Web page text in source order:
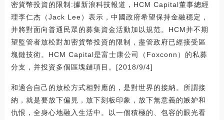
密貨幣投資的限制:據新浪科技報道，HCM Capital董事總經
理李仁杰（Jack Lee）表示，中國政府希望保持金融穩定，
并將對面向普通民眾的募集資金活動加以規范。HCM并不期
望監管者放松對加密貨幣投資的限制，盡管政府已經接受區
塊鏈技術。HCM Capital是富士康公司（Foxconn）的私募
分支，并投資多個區塊鏈項目。[2018/9/4]
和適合自己的放松方式相對應的，是對世界的接納。所謂接
納，就是要放下偏見，放下刻板印象，放下無意義的嫉妒和
仇恨，全身心地融入生活中。以一個積極的、包容的眼光看